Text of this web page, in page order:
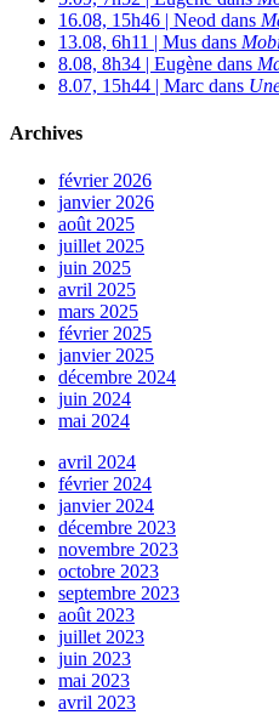
16.08, 15h46 | Neod dans
13.08, 6h11 | Mus dans
8.08, 8h34 | Eugène dans
8.07, 15h44 | Marc dans
Archives
février 2026
janvier 2026
août 2025
juillet 2025
juin 2025
avril 2025
mars 2025
février 2025
janvier 2025
décembre 2024
juin 2024
mai 2024
avril 2024
février 2024
janvier 2024
décembre 2023
novembre 2023
octobre 2023
septembre 2023
août 2023
juillet 2023
juin 2023
mai 2023
avril 2023